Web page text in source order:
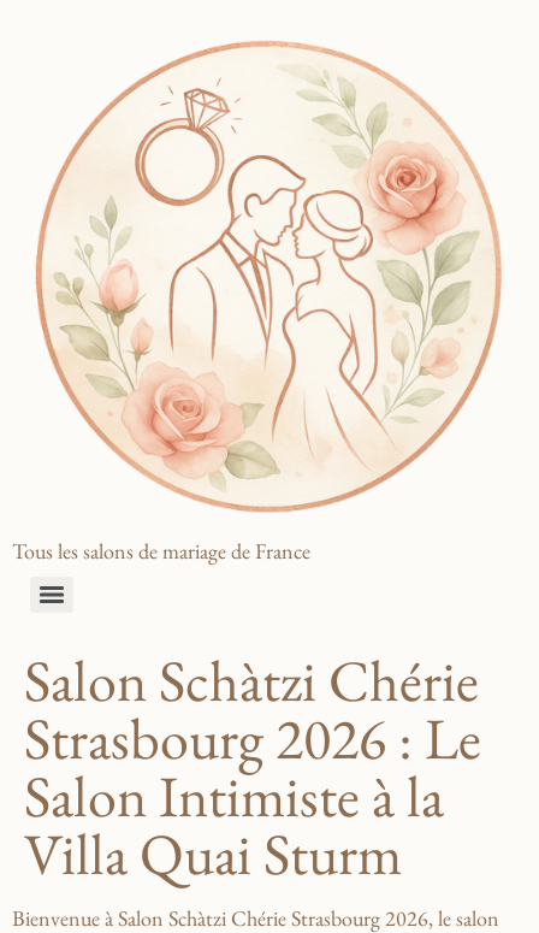
Tous les salons de mariage de France
Salon Schàtzi Chérie
Strasbourg 2026 : Le
Salon Intimiste à la
Villa Quai Sturm
Bienvenue à Salon Schàtzi Chérie Strasbourg 2026, le salon